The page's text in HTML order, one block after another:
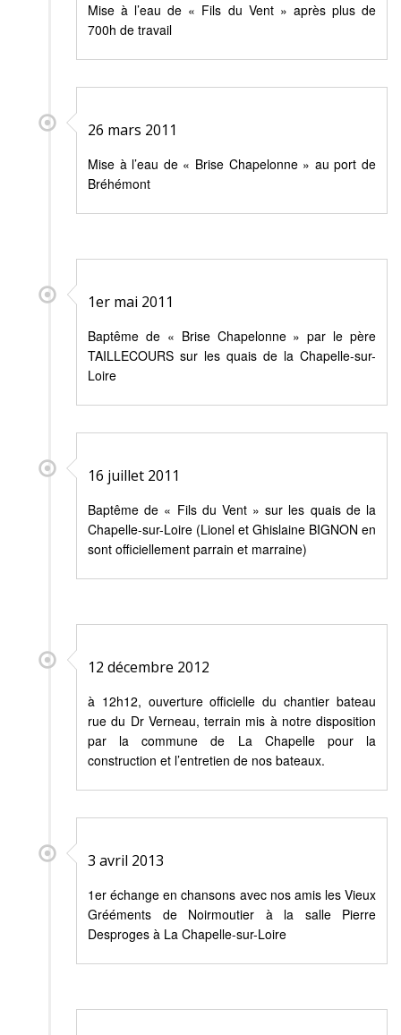
Mise à l’eau de « Fils du Vent » après plus de
700h de travail
26 mars 2011
Mise à l’eau de « Brise Chapelonne » au port de
Bréhémont
1er mai 2011
Baptême de « Brise Chapelonne » par le père
TAILLECOURS sur les quais de la Chapelle-sur-
Loire
16 juillet 2011
Baptême de « Fils du Vent » sur les quais de la
Chapelle-sur-Loire (Lionel et Ghislaine BIGNON en
sont officiellement parrain et marraine)
12 décembre 2012
à 12h12, ouverture officielle du chantier bateau
rue du Dr Verneau, terrain mis à notre disposition
par la commune de La Chapelle pour la
construction et l’entretien de nos bateaux.
3 avril 2013
1er échange en chansons avec nos amis les Vieux
Grééments de Noirmoutier à la salle Pierre
Desproges à La Chapelle-sur-Loire